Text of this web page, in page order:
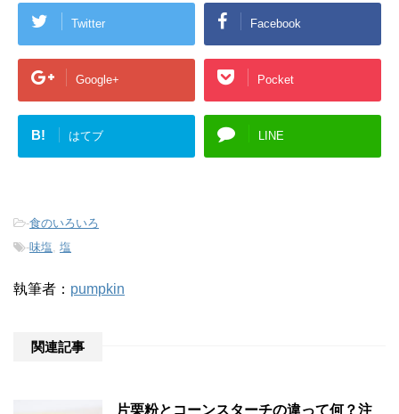
Twitter Facebook
Google+ Pocket
B! はてブ LINE
-食のいろいろ
-味塩 塩
執筆者： pumpkin
関連記事
片栗粉とコーンスターチの違って何？注